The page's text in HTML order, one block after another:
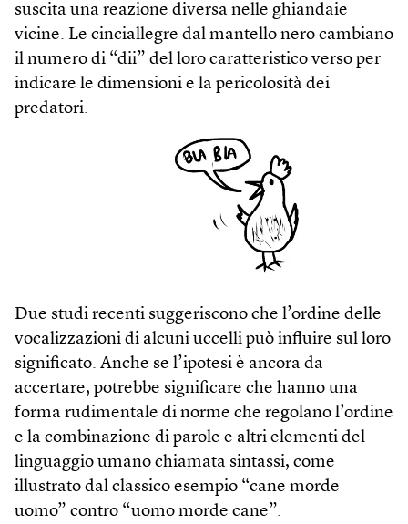
suscita una reazione diversa nelle ghiandaie
vicine. Le cinciallegre dal mantello nero cambiano
il numero di “dii” del loro caratteristico verso per
indicare le dimensioni e la pericolosità dei
predatori.
Due studi recenti suggeriscono che l’ordine delle
vocalizzazioni di alcuni uccelli può influire sul loro
significato. Anche se l’ipotesi è ancora da
accertare, potrebbe significare che hanno una
forma rudimentale di norme che regolano l’ordine
e la combinazione di parole e altri elementi del
linguaggio umano chiamata sintassi, come
illustrato dal classico esempio “cane morde
uomo” contro “uomo morde cane”.